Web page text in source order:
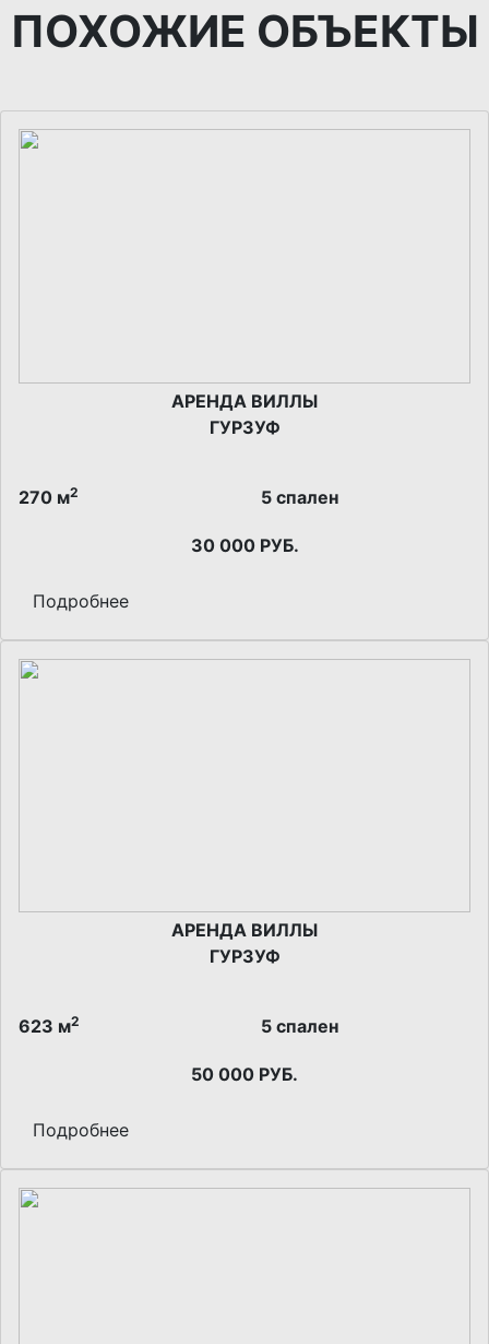
ПОХОЖИЕ ОБЪЕКТЫ
АРЕНДА ВИЛЛЫ
ГУРЗУФ
270 м2 5 спален
30 000 РУБ.
Подробнее
АРЕНДА ВИЛЛЫ
ГУРЗУФ
623 м2 5 спален
50 000 РУБ.
Подробнее